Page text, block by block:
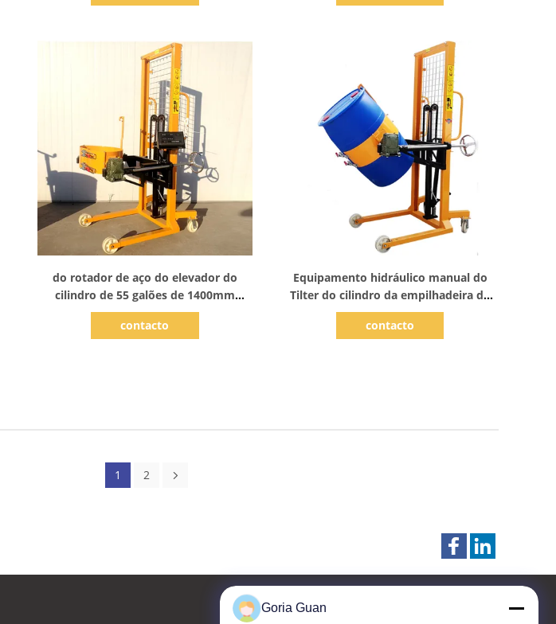
do rotador de aço do elevador do
cilindro de 55 galões de 1400mm
equipamento de carregamento
contacto
Equipamento hidráulico manual do
Tilter do cilindro da empilhadeira de
1.5kwh 400KG
contacto
1 2
Goria Guan